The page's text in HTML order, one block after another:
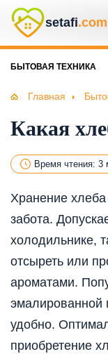
setafi.com
БЫТОВАЯ ТЕХНИКА
Главная
Какая
Время чтения: 3
Хранение
забота.
холодильнике,
отсыреть или
ароматами.
эмалированной
удобно.
приобретение